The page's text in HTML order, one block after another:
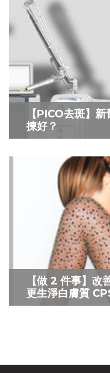
【PICO去斑】
揀好？
【做 2 件事】改
更生淨白膚質